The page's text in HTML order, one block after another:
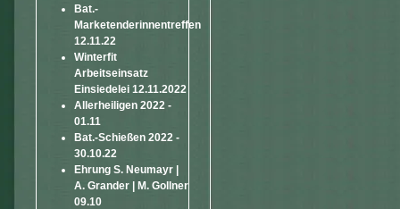
Bat.-
Marketenderinnentreffen
12.11.22
Winterfit
Arbeitseinsatz
Einsiedelei 12.11.2022
Allerheiligen 2022 -
01.11
Bat.-Schießen 2022 -
30.10.22
Ehrung S. Neumayr |
A. Grander | M. Gollner
09.10